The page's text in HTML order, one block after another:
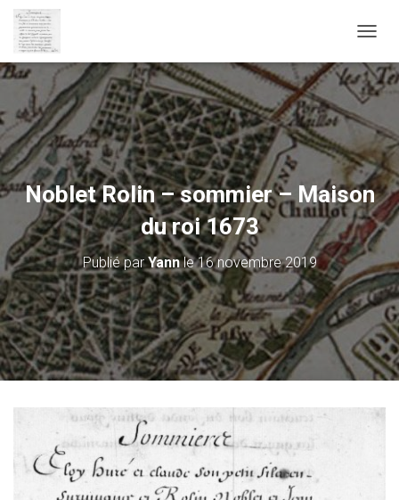
É
P
L
E
R
L
A
N
A
V
G
A
T
I
O
N
Noblet Rolin – sommier – Maison
du roi 1673
Publié parYannle16 novembre 2019